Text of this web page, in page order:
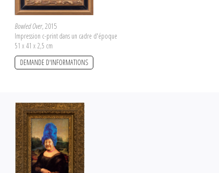
Bowled Over, 2015
Impression c-print dans un cadre d'époque
51 x 41 x 2,5 cm
DEMANDE D'INFORMATIONS